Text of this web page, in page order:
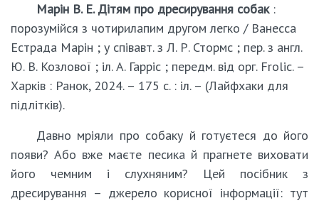
Марін В. Е. Дітям про дресирування собак:
порозумійся з чотирилапим другом легко / Ванесса
Естрада Марін ; у співавт. з Л. Р. Стормс ; пер. з англ.
Ю. В. Козлової ; іл. А. Гарріс ; передм. від орг. Frolic. –
Харків : Ранок, 2024. – 175 с. : іл. – (Лайфхаки для
підлітків).
Давно мріяли про собаку й готуєтеся до його
появи? Або вже маєте песика й прагнете виховати
його чемним і слухняним? Цей посібник з
дресирування – джерело корисної інформації: тут